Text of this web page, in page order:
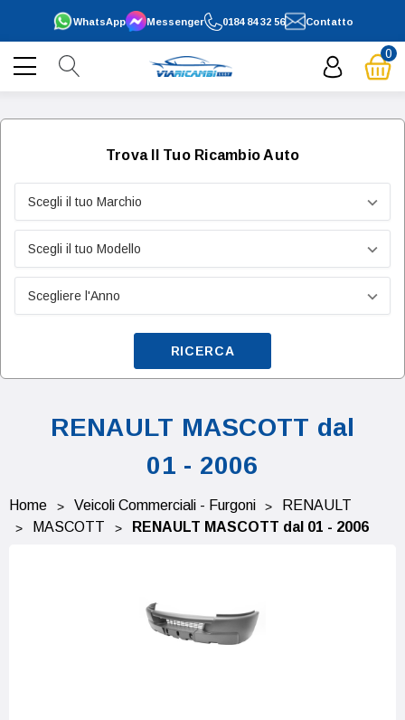
0184 84 32 56
WhatsApp Contatto
Messenger
0
Trova Il Tuo Ricambio Auto
RICERCA
RENAULT MASCOTT dal
01 - 2006
Home Veicoli Commerciali - Furgoni
RENAULT
MASCOTT
RENAULT MASCOTT dal 01 - 2006